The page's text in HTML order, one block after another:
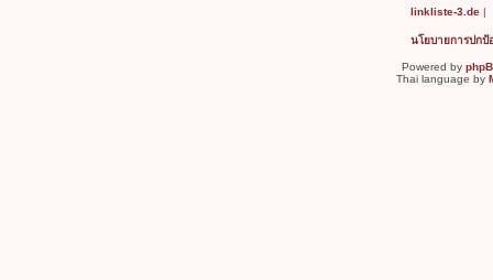
linkliste-3.de |
นโยบายการปก
Powered by
Thai language by